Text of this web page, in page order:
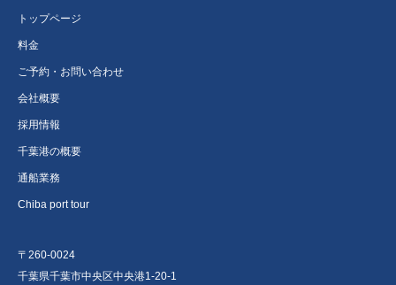
トップページ
料金
ご予約・お問い合わせ
会社概要
採用情報
千葉港の概要
通船業務
Chiba port tour
〒260-0024
千葉県千葉市中央区中央港1-20-1